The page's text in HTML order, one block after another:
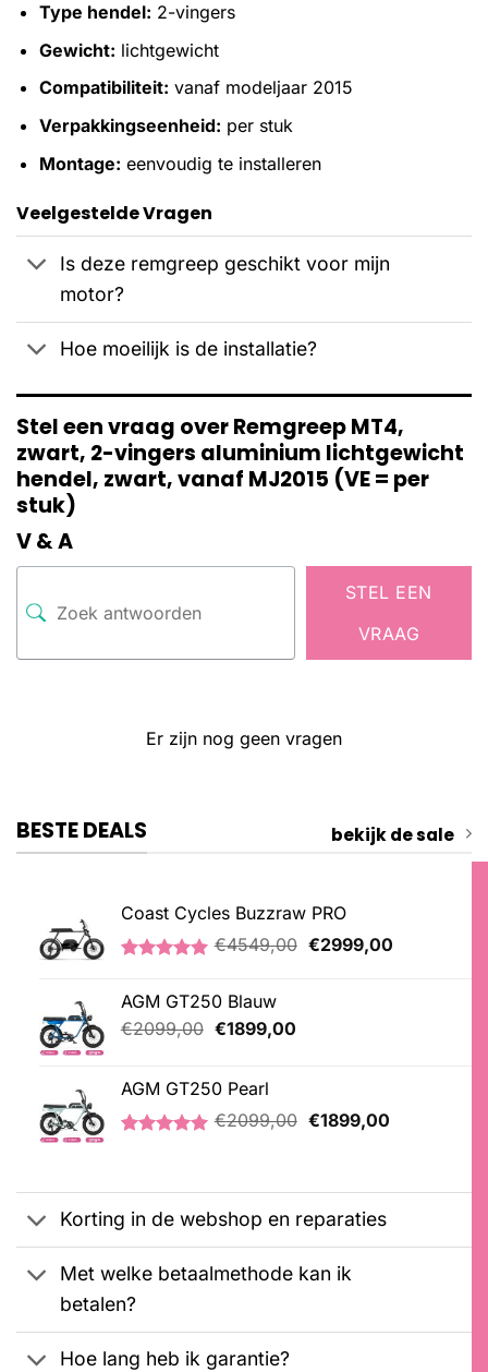
Type hendel: 2-vingers
Gewicht: lichtgewicht
Compatibiliteit: vanaf modeljaar 2015
Verpakkingseenheid: per stuk
Montage: eenvoudig te installeren
Veelgestelde Vragen
Is deze remgreep geschikt voor mijn
motor?
Hoe moeilijk is de installatie?
Stel een vraag over Remgreep MT4,
zwart, 2-vingers aluminium lichtgewicht
hendel, zwart, vanaf MJ2015 (VE = per
stuk)
V & A
STEL EEN
VRAAG
Er zijn nog geen vragen
BESTE DEALS bekijk de sale
Coast Cycles Buzzraw PRO
gebaseerd
op
klantbeoordeling
€4549,00 Oorspronkelijke
€2999,00Huidige
AGM GT250 Blauw
€2099,00 Oorspronkelijke
€2099,00.
€1899,00Huidige
AGM GT250 Pearl
klantbeoordelingen
€2099,00 Oorspronkelijke
€1899,00Huidige
Korting in de webshop en reparaties
Met welke betaalmethode kan ik
betalen?
Hoe lang heb ik garantie?